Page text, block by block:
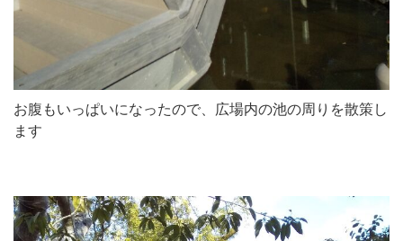
お腹もいっぱいになったので、広場内の池の周りを散策し
ます